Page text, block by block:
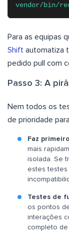
vendor/bin/
Para as equipas
Shift automatiza
pedido pull com
Passo 3: A
Nem todos os
de prioridade
Faz
mais
isolada. Se
estes testes
Testes de
os pontos
interações
completo